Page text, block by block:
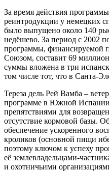
За время действия
реинтродукции у немецких
было выпущено около 140
недёшево. За период с 2002
программы, финансируемой
Союзом, составит 69
суммы вложена в три
том числе тот, что в Санта-
Тереза дель Рей Вамба –
программе в Южной
препятствиями для
отсутствие кормовой базы.
обеспечение ускоренного
кроликов (основной пищи
поэтому ключом к успеху
её землевладельцами-
и охотничьими